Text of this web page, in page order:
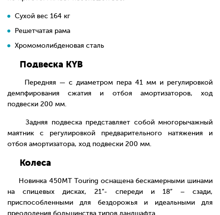
Сухой вес 164 кг
Решетчатая рама
Хромомолибденовая сталь
Подвеска KYB
Передняя — с диаметром пера 41 мм и регулировкой
демпфирования сжатия и отбоя амортизаторов, ход
подвески 200 мм.
Задняя подвеска представляет собой многорычажный
маятник с регулировкой предварительного натяжения и
отбоя амортизатора, ход подвески 200 мм.
Колеса
Новинка 450MT Touring оснащена бескамерными шинами
на спицевых дисках, 21”- спереди и 18” – сзади,
приспособленными для бездорожья и идеальными для
преодоления большинства типов ландшафта.